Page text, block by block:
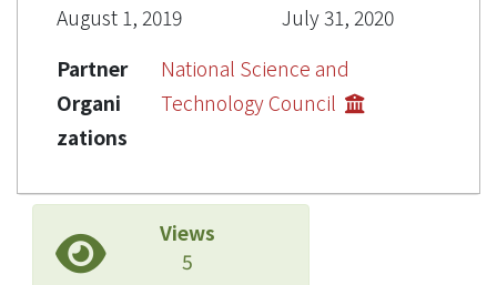
August 1, 2019
July 31, 2020
Partner
Organi
zations
National Science and
Technology Council
Views
5